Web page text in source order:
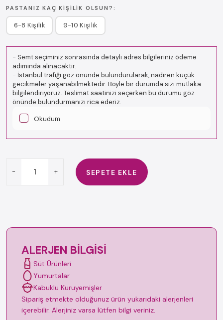
PASTANIZ KAÇ KIŞILIK OLSUN?:
6-8 Kişilik 9-10 Kişilik
- Semt seçiminiz sonrasında detaylı adres bilgileriniz ödeme
adımında alınacaktır.
- İstanbul trafiği göz önünde bulundurularak, nadiren küçük
gecikmeler yaşanabilmektedir. Böyle bir durumda sizi mutlaka
bilgilendiriyoruz. Teslimat saatinizi seçerken bu durumu göz
önünde bulundurmanızı rica ederiz.
Okudum
- + SEPETE EKLE
ALERJEN BILGISI
Süt Ürünleri
Yumurtalar
Kabuklu Kuruyemişler
Sipariş etmekte olduğunuz ürün yukarıdaki alerjenleri
içerebilir. Alerjiniz varsa lütfen bilgi veriniz.